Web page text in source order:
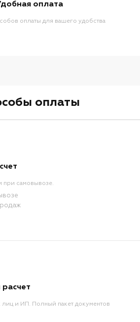
оплата
оплаты для вашего удобства
оплаты
при самовывозе.
и ИП. Полный пакет документов